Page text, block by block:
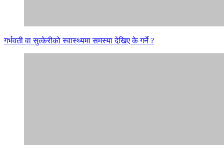
गर्भवती वा सुत्केरीको स्वास्थ्यमा समस्या देखिए के गर्ने ?